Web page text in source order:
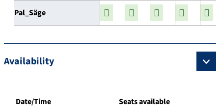
Pal_Säge
Availability
Date/Time Seats available